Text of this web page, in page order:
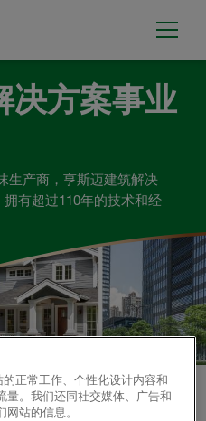
决方案事业
生产商，亨斯迈建筑解决
有超过110年的技术和经
正常工作、个性化设计内容和
量。我们还同社交媒体、广告和
站的信息。